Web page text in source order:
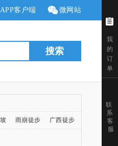
APP客户端 微网站
搜索
雨崩徒步 广西徒步
我
的
订
单
联
系
客
服